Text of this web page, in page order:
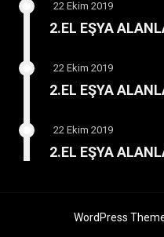
22 Ekim 2019
2.EL EŞYA
22 Ekim 2019
2.EL EŞYA
22 Ekim 2019
2.EL EŞYA
WordPress Theme